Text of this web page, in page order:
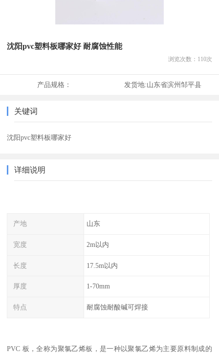
沈阳pvc塑料板哪家好 耐腐蚀性能
浏览次数： 110次
产品规格： 发货地:山东省滨州邹平县
关键词
沈阳pvc塑料板哪家好
详细说明
产地 山东
宽度 2m以内
长度 17.5m以内
厚度 1-70mm
特点 耐腐蚀耐酸碱可焊接
PVC 板，全称为聚氯乙烯板，是一种以聚氯乙烯为主要原料制成的